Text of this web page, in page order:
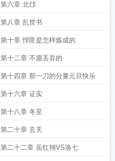
第六章 北邙
第八章 乱世书
第十章 悍匪是怎样炼成的
第十二章 不愿丢弃的
第十四章 那一刀的分量元旦快乐
第十六章 证实
第十八章 冬至
第二十章 玄关
第二十二章 岳红翎VS洛七